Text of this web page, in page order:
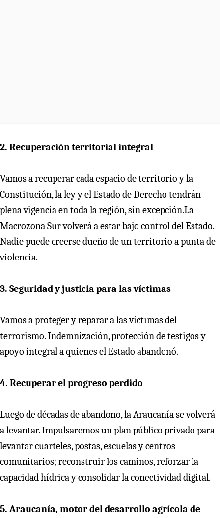
2.⁠ ⁠Recuperación territorial integral
Vamos a recuperar cada espacio de territorio y la
Constitución, la ley y el Estado de Derecho tendrán
plena vigencia en toda la región, sin excepción.La
Macrozona Sur volverá a estar bajo control del Estado.
Nadie puede creerse dueño de un territorio a punta de
violencia.
3. Seguridad y justicia para las víctimas
Vamos a proteger y reparar a las víctimas del
terrorismo. Indemnización, protección de testigos y
apoyo integral a quienes el Estado abandonó.
4. Recuperar el progreso perdido
Luego de décadas de abandono, la Araucanía se volverá
a levantar. Impulsaremos un plan público privado para
levantar cuarteles, postas, escuelas y centros
comunitarios; reconstruir los caminos, reforzar la
capacidad hídrica y consolidar la conectividad digital.
5. Araucanía, motor del desarrollo agrícola de